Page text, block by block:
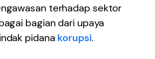
terhadap sektor
bagian dari upaya
pidana korupsi.